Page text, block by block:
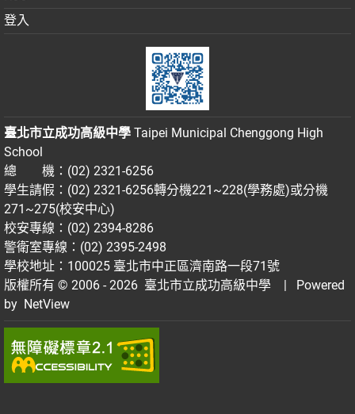
登入
臺北市立成功高級中學 Taipei Municipal Chenggong High
School
總 機：(02) 2321-6256
學生請假：(02) 2321-6256轉分機221~228(學務處)或分機
271~275(校安中心)
校安專線：(02) 2394-8286
警衛室專線：(02) 2395-2498
學校地址：100025 臺北市中正區濟南路一段71號
版權所有 © 2006 - 2026 臺北市立成功高級中學
| Powered
by NetView